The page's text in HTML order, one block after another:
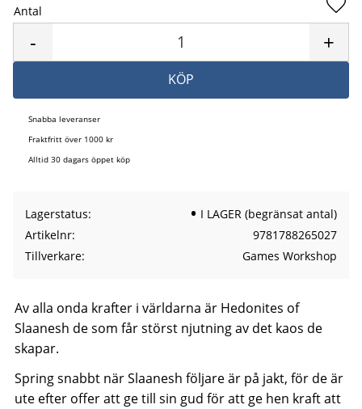
Antal
+
-
KÖP
Snabba leveranser
Fraktfritt över 1000 kr
Alltid 30 dagars öppet köp
Lagerstatus
I LAGER (begränsat antal)
Artikelnr
9781788265027
Tillverkare
Games Workshop
Av alla onda krafter i världarna är Hedonites of
Slaanesh de som får störst njutning av det kaos de
skapar.
Spring snabbt när Slaanesh följare är på jakt, för de är
ute efter offer att ge till sin gud för att ge hen kraft att